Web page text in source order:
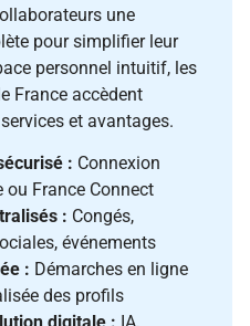
une
pour simplifier leur
personnel intuitif, les
France accèdent
et avantages.
: Connexion
France Connect
: Congés,
événements
: Démarches en ligne
des profils